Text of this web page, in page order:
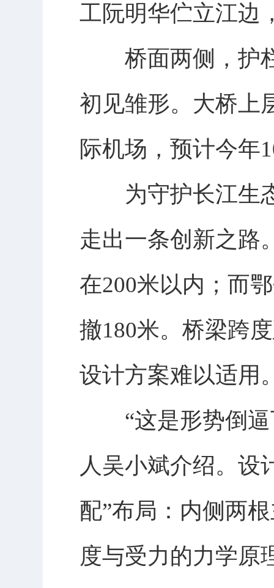
工阮明华伫立江边
桥面两侧，护栏
初见雏形。大桥上
际机场，预计今年
为守护长江生态
走出一条创新之路
在200米以内；而
撤180米。桥梁跨
设计方案难以适用
“这是形势倒逼
人吴小斌介绍。设
配”布局：内侧两
度与受力的力学原